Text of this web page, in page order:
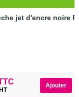
jet d'encre noire